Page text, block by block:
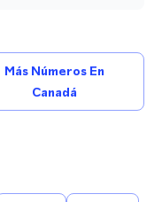
Más Números En
Canadá